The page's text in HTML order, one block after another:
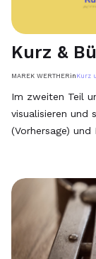
Kurz &
MAREK WERTHERin Kurz
Im zweiten Teil
visualisieren und
(Vorhersage) und